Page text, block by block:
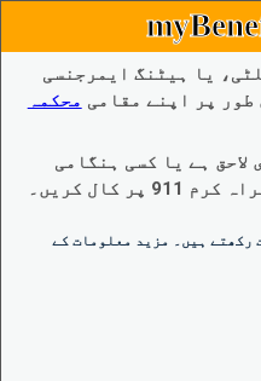
یا ہیٹنگ ایمرجنسی
پر اپنے مقامی محکمہ
ہے یا کسی ہنگامی
کال کریں۔
رکھتے ہیں۔ مزید معلومات کے